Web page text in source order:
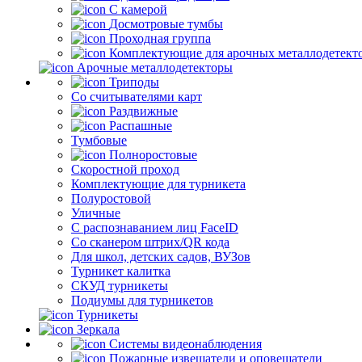
С камерой
Досмотровые тумбы
Проходная группа
Комплектующие для арочных
Арочные металлодетекторы
Триподы
Со считывателями карт
Раздвижные
Распашные
Тумбовые
Полноростовые
Скоростной проход
Комплектующие для турникета
Полуростовой
Уличные
С распознаванием лиц FaceID
Со сканером штрих/QR кода
Для школ, детских садов, ВУЗов
Турникет калитка
СКУД турникеты
Подиумы для турникетов
Турникеты
Зеркала
Системы видеонаблюдения
Пожарные извещатели и оповещатели